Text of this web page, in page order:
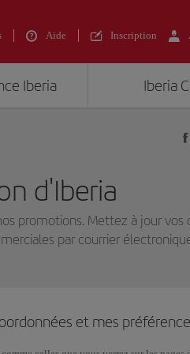
Aide Inscription
Iberia Iberia
d'Iberia
promotions. Mettez à jour vos
par courrier
et mes